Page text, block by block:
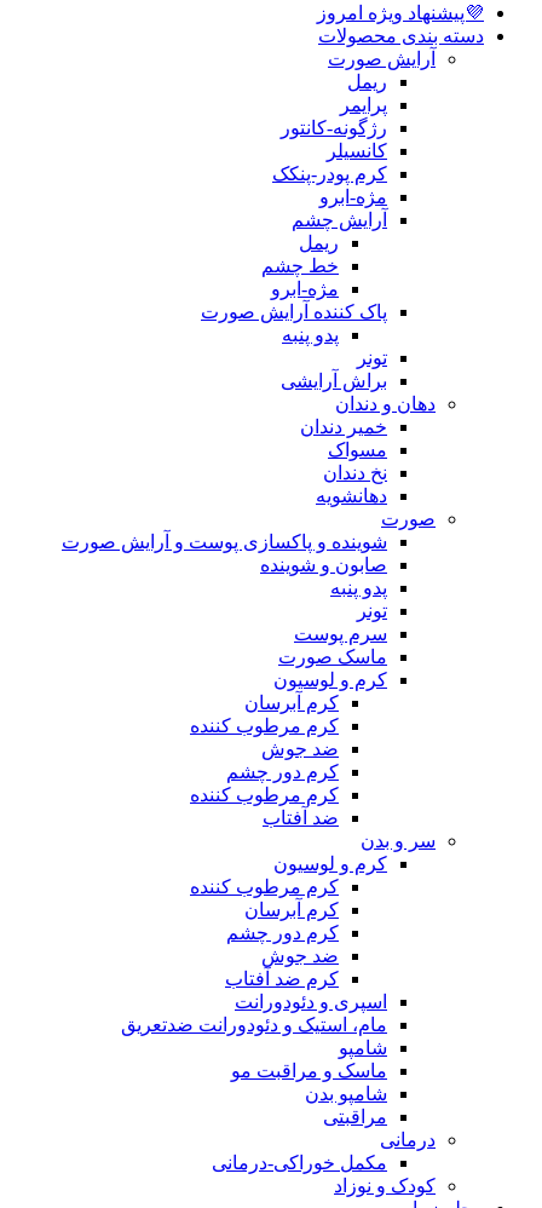
💜پیشنهاد ویژه امروز
دسته بندی محصولات
آرایش صورت
ریمل
پرایمر
رژگونه-کانتور
کانسیلر
کرم پودر-پنکک
مژه-ابرو
آرایش چشم
ریمل
خط چشم
مژه-ابرو
پاک کننده آرایش صورت
پدو پنبه
تونر
براش آرایشی
دهان و دندان
خمیر دندان
مسواک
نخ دندان
دهانشویه
صورت
شوینده و پاکسازی پوست و آرایش صورت
صابون و شوینده
پدو پنبه
تونر
سرم پوست
ماسک صورت
کرم و لوسیون
کرم آبرسان
کرم مرطوب کننده
ضد جوش
کرم دور چشم
کرم مرطوب کننده
ضد آفتاب
سر و بدن
کرم و لوسیون
کرم مرطوب کننده
کرم آبرسان
کرم دور چشم
ضد جوش
کرم ضد آفتاب
اسپری و دئودورانت
مام، استیک و دئودورانت ضدتعریق
شامپو
ماسک و مراقبت مو
شامپو بدن
مراقبتی
درمانی
مکمل خوراکی-درمانی
کودک و نوزاد